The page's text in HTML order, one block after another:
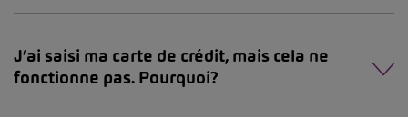
J’ai saisi ma carte de crédit, mais cela ne
fonctionne pas. Pourquoi?